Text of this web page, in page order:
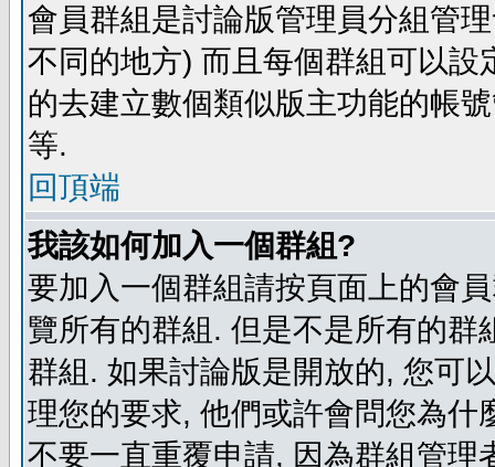
會員群組是討論版管理員分組管
不同的地方) 而且每個群組可以
的去建立數個類似版主功能的帳
等.
回頂端
我該如何加入一個群組?
要加入一個群組請按頁面上的會
覽所有的群組. 但是不是所有的
群組. 如果討論版是開放的, 您可
理您的要求, 他們或許會問您為
不要一直重覆申請, 因為群組管理